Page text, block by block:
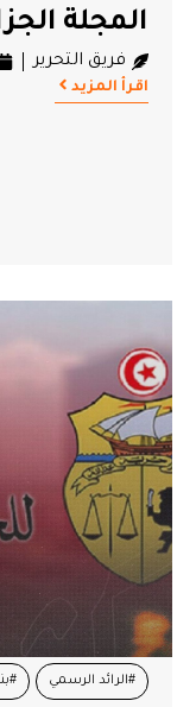
المجلة
فريق التحرير
اقرأ المزيد
#الرائد الرسمي